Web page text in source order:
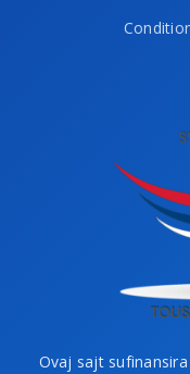
Ovaj sajt